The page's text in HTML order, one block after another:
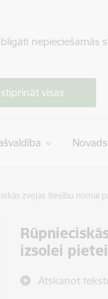
visas
Novads
zvejas tiesību nomai
izsolei
Atskaņot